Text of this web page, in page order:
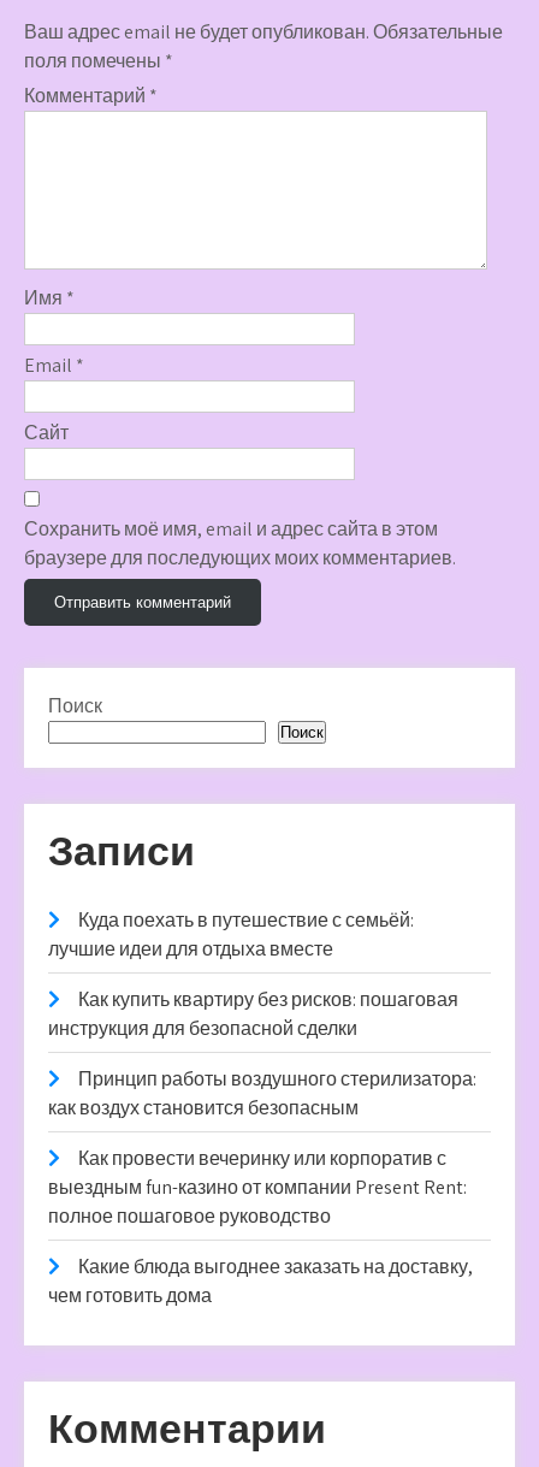
Ваш адрес email не будет опубликован.Обязательные
поля помечены *
Комментарий *
Имя *
Email *
Сайт
Сохранить моё имя, email и адрес сайта в этом
браузере для последующих моих комментариев.
Поиск
Поиск
Записи
Куда поехать в путешествие с семьёй:
лучшие идеи для отдыха вместе
Как купить квартиру без рисков: пошаговая
инструкция для безопасной сделки
Принцип работы воздушного стерилизатора:
как воздух становится безопасным
Как провести вечеринку или корпоратив с
выездным fun-казино от компании Present Rent:
полное пошаговое руководство
Какие блюда выгоднее заказать на доставку,
чем готовить дома
Комментарии